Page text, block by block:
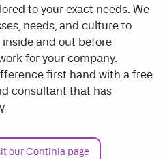
to your exact needs. We
needs, and culture to
and out before
for your company.
first hand with a free
consultant that has
our Continia page